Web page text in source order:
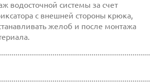
водосточной системы за счет
с внешней стороны крюка,
желоб и после монтажа